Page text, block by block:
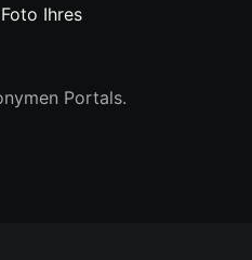
Ihres
Portals.